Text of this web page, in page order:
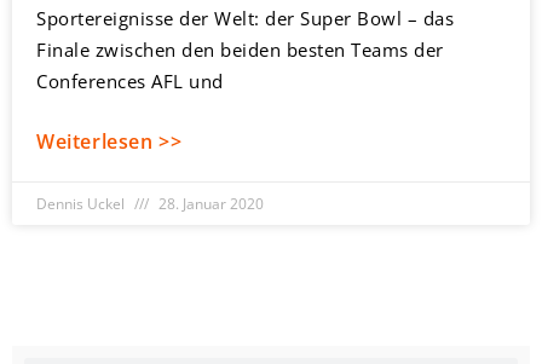
Sportereignisse der Welt: der Super Bowl – das
Finale zwischen den beiden besten Teams der
Conferences AFL und
Weiterlesen >>
Dennis Uckel 28. Januar 2020